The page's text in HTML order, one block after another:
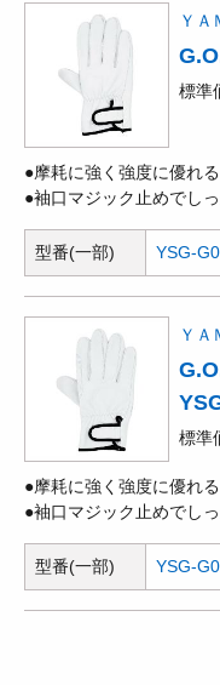
属化。廃棄の際に一つ一
ん。●視界が広がるコン
手元の細かい作業もスム
ＹＡ
標準
●摩耗に強く強度に優れ
●袖口マジック止めでしっ
型番(一部) YSG-
ＹＡ
標準
●摩耗に強く強度に優れ
●袖口マジック止めでし
型番(一部)
YSG-